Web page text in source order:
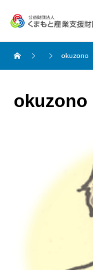
okuzono
okuzono